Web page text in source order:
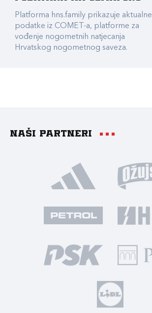
Platforma hns.family prikazuje aktualne
podatke iz COMET-a, platforme za
vođenje nogometnih natjecanja
Hrvatskog nogometnog saveza.
Naši partneri